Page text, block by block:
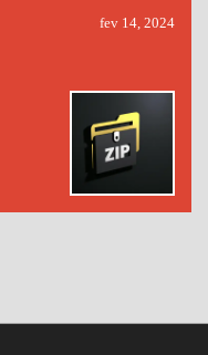
fev 14, 2024